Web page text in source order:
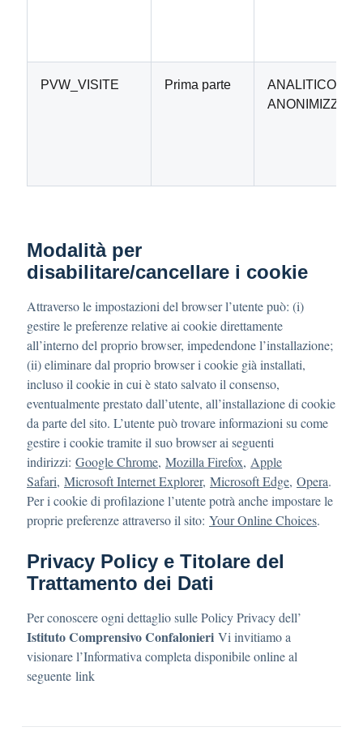
PVW_VISITE Prima parte
ANALITICO
Modalità per
disabilitare/cancellare i cookie
Attraverso le impostazioni del browser l’utente può: (i)
gestire le preferenze relative ai cookie direttamente
all’interno del proprio browser, impedendone l’installazione;
(ii) eliminare dal proprio browser i cookie già installati,
incluso il cookie in cui è stato salvato il consenso,
eventualmente prestato dall’utente, all’installazione di cookie
da parte del sito. L’utente può trovare informazioni su come
gestire i cookie tramite il suo browser ai seguenti
indirizzi: Google Chrome, Mozilla Firefox, Apple
Safari, Microsoft Internet Explorer, Microsoft Edge, Opera.
Per i cookie di profilazione l’utente potrà anche impostare le
proprie preferenze attraverso il sito: Your Online Choices.
Privacy Policy e Titolare del
Trattamento dei Dati
Per conoscere ogni dettaglio sulle Policy Privacy dell’
Istituto Comprensivo Confalonieri Vi invitiamo a
visionare l’Informativa completa disponibile online al
seguente link